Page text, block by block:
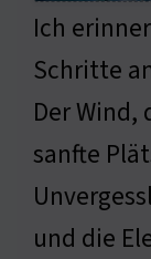
Ich
Schritte
Der Wind,
sanfte
und die